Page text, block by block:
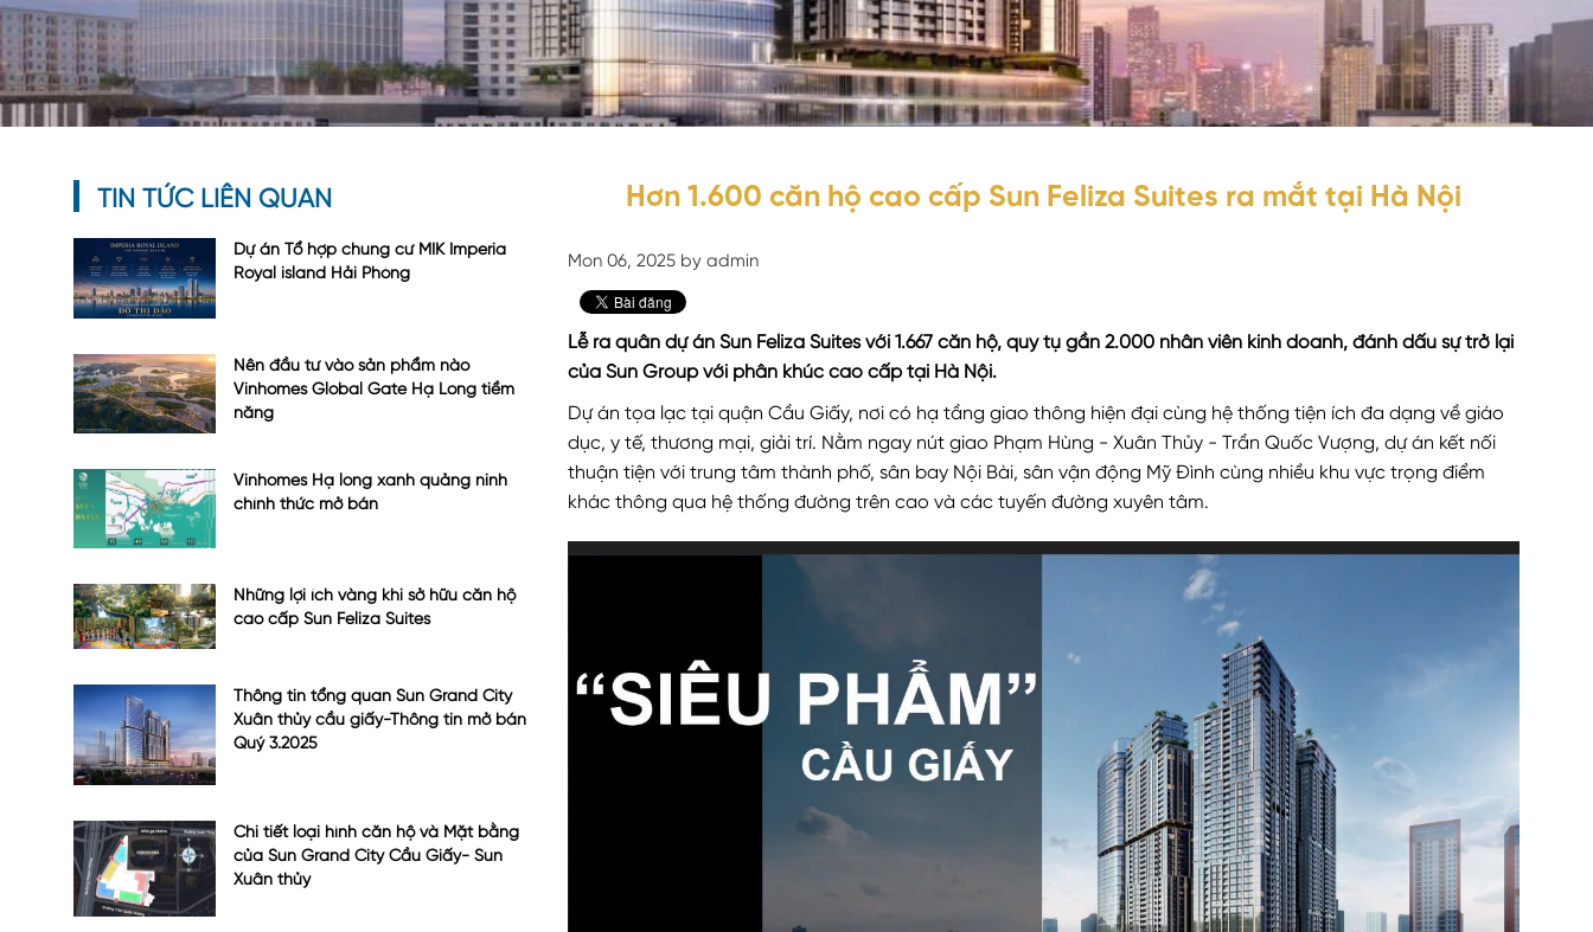
Hơn 1.600 căn hộ cao cấp Sun Feliza Suites ra mắt tại Hà Nội
Mon 06, 2025 by admin
Lễ ra quân dự án Sun Feliza Suites với 1.667 căn hộ, quy tụ gần 2.000 nhân viên kinh doanh, đánh dấu sự trở lại
của Sun Group với phân khúc cao cấp tại Hà Nội.
Dự án tọa lạc tại quận Cầu Giấy, nơi có hạ tầng giao thông hiện đại cùng hệ thống tiện ích đa dạng về giáo
dục, y tế, thương mại, giải trí. Nằm ngay nút giao Phạm Hùng - Xuân Thủy - Trần Quốc Vượng, dự án kết nối
thuận tiện với trung tâm thành phố, sân bay Nội Bài, sân vận động Mỹ Đình cùng nhiều khu vực trọng điểm
khác thông qua hệ thống đường trên cao và các tuyến đường xuyên tâm.
TIN TỨC LIÊN QUAN
Dự án Tổ hợp chung cư MIK Imperia
Royal island Hải Phòng
Nên đầu tư vào sản phẩm nào
Vinhomes Global Gate Hạ Long tiềm
năng
Vinhomes Hạ long xanh quảng ninh
chính thức mở bán
Những lợi ích vàng khi sở hữu căn hộ
cao cấp Sun Feliza Suites
Thông tin tổng quan Sun Grand City
Xuân thủy cầu giấy-Thông tin mở bán
Quý 3.2025
Chi tiết loại hình căn hộ và Mặt bằng
của Sun Grand City Cầu Giấy- Sun
Xuân thủy